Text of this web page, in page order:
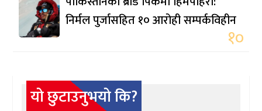
निर्मल पुर्जासहित १० आरोही सम्पर्कविहीन
१०
यो छुटाउनुभयो कि?